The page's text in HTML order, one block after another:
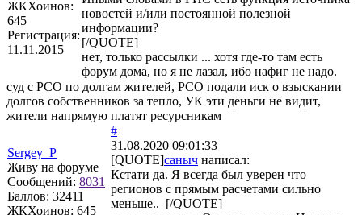
ЖКХоинов:
645
Регистрация:
11.11.2015
новостей и/или постоянной полезной
информации?
[/QUOTE]
нет, только рассылки ... хотя где-то там есть
форум дома, но я не лазал, ибо нафиг не надо.
суд с РСО по долгам жителей, РСО подали иск о взыскании
долгов собственников за тепло, УК эти деньги не видит,
жители напрямую платят ресурсникам
Sergey_P
Живу на форуме
Сообщений: 8031
Баллов: 32411
ЖКХоинов: 645
#
31.08.2020 09:01:33
[QUOTE]саныч написал:
Кстати да. Я всегда был уверен что
регионов с прямым расчетами сильно
меньше.. [/QUOTE]